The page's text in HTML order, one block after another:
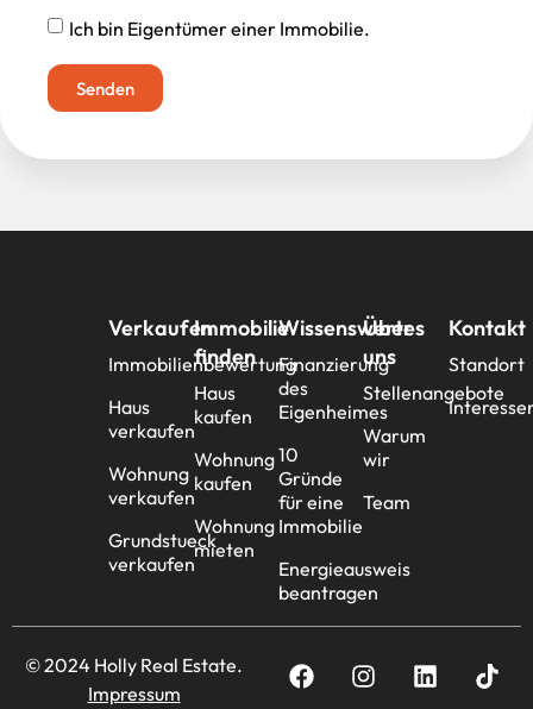
Ich bin Eigentümer einer Immobilie.
Senden
Verkaufen
Immobilienbewertung
Haus
verkaufen
Wohnung
verkaufen
Grundstueck
verkaufen
Immobilie
finden
Haus
kaufen
Wohnung
kaufen
Wohnung
mieten
Wissenswertes
Finanzierung
des
Eigenheimes
10
Gründe
für eine
Immobilie
Energieausweis
beantragen
Über
uns
Stellenangebote
Warum
wir
Team
Kontakt
Standort
© 2024 Holly Real Estate.
Impressum